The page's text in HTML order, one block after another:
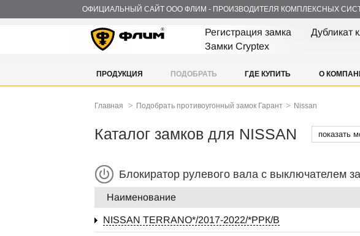
ОФИЦИАЛЬНЫЙ САЙТ ООО ФЛИМ - ПРОИЗВОДИТЕЛЯ КОМПЛЕКСНЫХ
Регистрация замка Дубликат
Замки Cryptex
ПРОДУКЦИЯ ПОДОБРАТЬ ГДЕ КУПИТЬ О
Главная > Подобрать противоугонный замок Гарант > Nissan
Каталог замков для NISSAN показать
Блокиратор рулевого вала с выключателем
Наименование
NISSAN TERRANO*/2017-2022/*РРК/В